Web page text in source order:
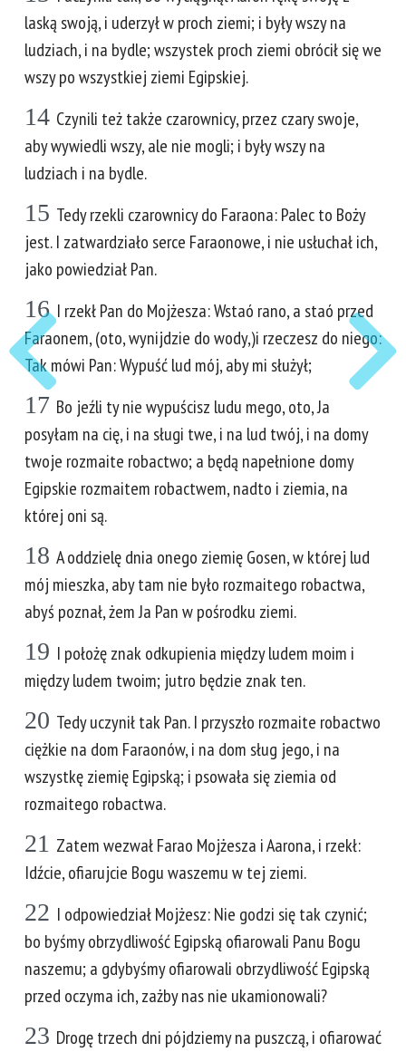
laską swoją, i uderzył w proch ziemi; i były wszy na
ludziach, i na bydle; wszystek proch ziemi obrócił się we
wszy po wszystkiej ziemi Egipskiej.
14 Czynili też także czarownicy, przez czary swoje,
aby wywiedli wszy, ale nie mogli; i były wszy na
ludziach i na bydle.
15 Tedy rzekli czarownicy do Faraona: Palec to Boży
jest. I zatwardziało serce Faraonowe, i nie usłuchał ich,
jako powiedział Pan.
16 I rzekł Pan do Mojżesza: Wstaó rano, a staó przed
Faraonem, (oto, wynijdzie do wody,)i rzeczesz do niego:
Tak mówi Pan: Wypuść lud mój, aby mi służył;
17 Bo jeźli ty nie wypuścisz ludu mego, oto, Ja
posyłam na cię, i na sługi twe, i na lud twój, i na domy
twoje rozmaite robactwo; a będą napełnione domy
Egipskie rozmaitem robactwem, nadto i ziemia, na
której oni są.
18 A oddzielę dnia onego ziemię Gosen, w której lud
mój mieszka, aby tam nie było rozmaitego robactwa,
abyś poznał, żem Ja Pan w pośrodku ziemi.
19 I położę znak odkupienia między ludem moim i
między ludem twoim; jutro będzie znak ten.
20 Tedy uczynił tak Pan. I przyszło rozmaite robactwo
ciężkie na dom Faraonów, i na dom sług jego, i na
wszystkę ziemię Egipską; i psowała się ziemia od
rozmaitego robactwa.
21 Zatem wezwał Farao Mojżesza i Aarona, i rzekł:
Idźcie, ofiarujcie Bogu waszemu w tej ziemi.
22 I odpowiedział Mojżesz: Nie godzi się tak czynić;
bo byśmy obrzydliwość Egipską ofiarowali Panu Bogu
naszemu; a gdybyśmy ofiarowali obrzydliwość Egipską
przed oczyma ich, zażby nas nie ukamionowali?
23 Drogę trzech dni pójdziemy na puszczą, i ofiarować